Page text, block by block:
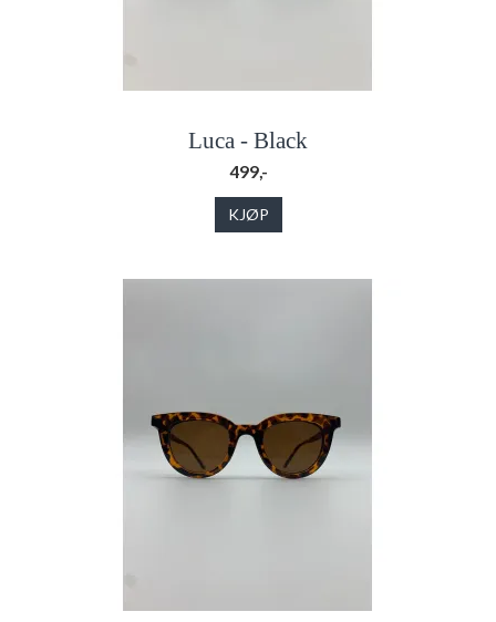
Luca - Black
499,-
KJØP